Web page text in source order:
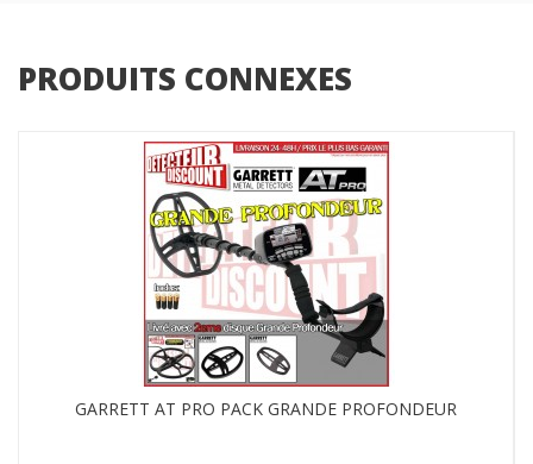
PRODUITS CONNEXES
GARRETT AT PRO PACK GRANDE PROFONDEUR